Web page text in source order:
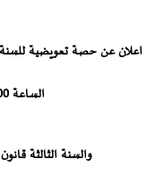
اعلان عن حصة تعويضية
الساعة 9.00 الى 10 صباحا المدرج D
والسنة الثالثة قانون خاص من